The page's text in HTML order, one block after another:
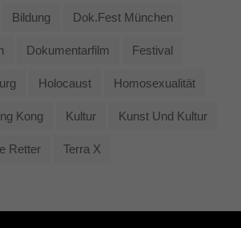
Bildung Dok.fest München
Dokumentarfilm Festival
Holocaust Homosexualität
Kong Kultur Kunst Und Kultur
Retter Terra X